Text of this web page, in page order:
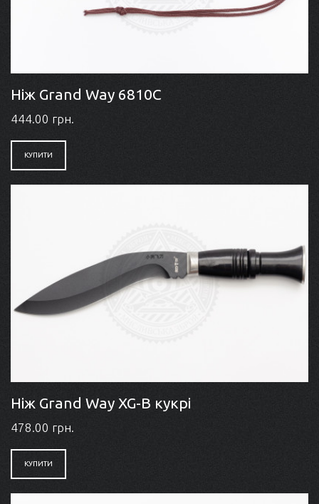
Ніж Grand Way 6810C
444.00 грн.
КУПИТИ
Ніж Grand Way XG-B кукрі
478.00 грн.
КУПИТИ